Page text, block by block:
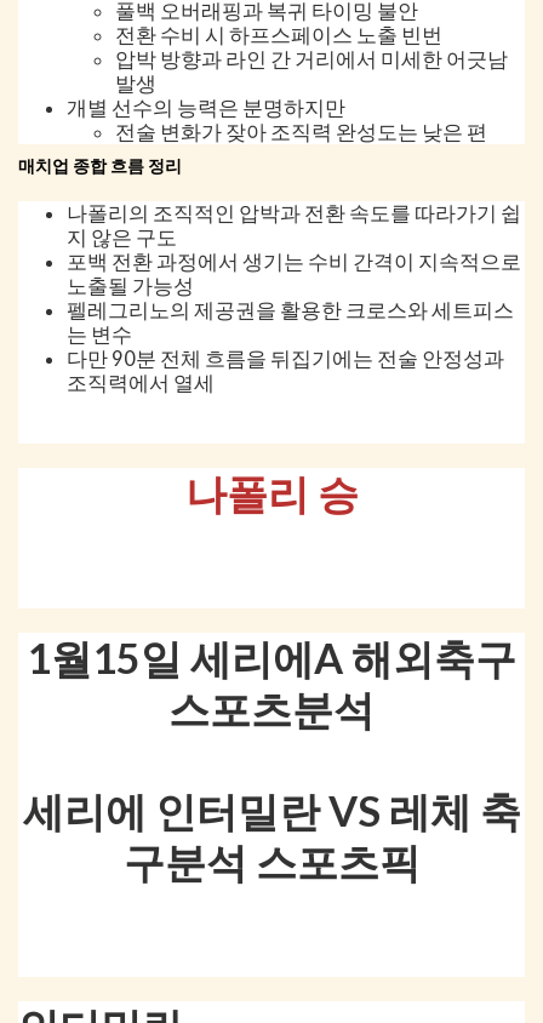
풀백 오버래핑과 복귀 타이밍 불안
전환 수비 시 하프스페이스 노출 빈번
압박 방향과 라인 간 거리에서 미세한 어긋남
발생
개별 선수의 능력은 분명하지만
전술 변화가 잦아 조직력 완성도는 낮은 편
매치업 종합 흐름 정리
나폴리의 조직적인 압박과 전환 속도를 따라가기 쉽
지 않은 구도
포백 전환 과정에서 생기는 수비 간격이 지속적으로
노출될 가능성
펠레그리노의 제공권을 활용한 크로스와 세트피스
는 변수
다만 90분 전체 흐름을 뒤집기에는 전술 안정성과
조직력에서 열세
나폴리 승
1월15일 세리에A 해외축구
스포츠분석
세리에 인터밀란 VS 레체 축
구분석 스포츠픽